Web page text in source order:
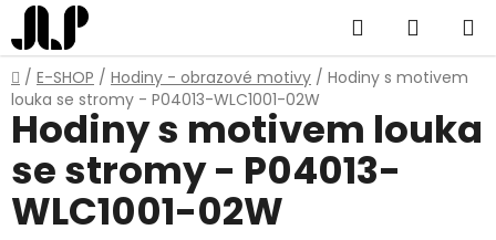
Přejít
na
obsah
Hledat
KOŠÍK
Domů
/ E-SHOP / Hodiny - obrazové motivy / Hodiny s motivem
louka se stromy - P04013-WLC1001-02W
Hodiny s motivem louka
se stromy - P04013-
WLC1001-02W